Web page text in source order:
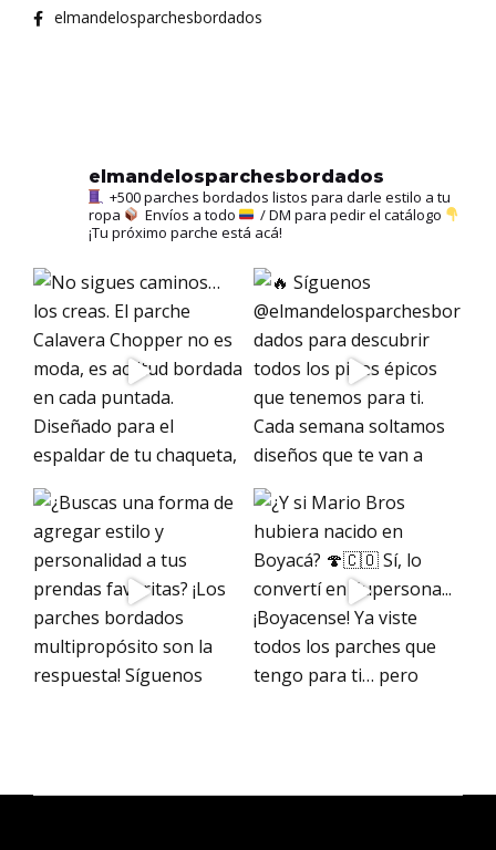
elmandelosparchesbordados
elmandelosparchesbordados
+500 parches bordados listos para darle estilo a tu
ropa
Envíos a todo
/ DM para pedir el catálogo
¡Tu próximo parche está acá!